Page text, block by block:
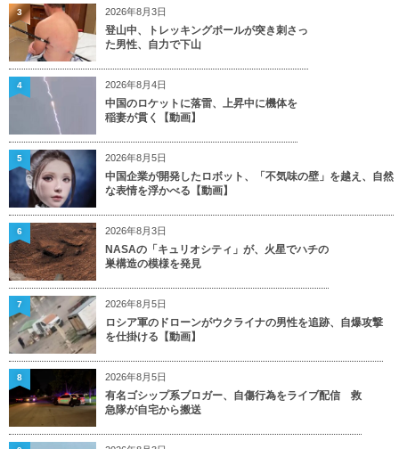
2026年8月3日
登山中、トレッキングポールが突き刺さっ
た男性、自力で下山
3
2026年8月4日
中国のロケットに落雷、上昇中に機体を
稲妻が貫く【動画】
4
2026年8月5日
中国企業が開発したロボット、「不気味の壁」を越え、自然
な表情を浮かべる【動画】
5
2026年8月3日
NASAの「キュリオシティ」が、火星でハチの
巣構造の模様を発見
6
2026年8月5日
ロシア軍のドローンがウクライナの男性を追跡、自爆攻撃
を仕掛ける【動画】
7
2026年8月5日
有名ゴシップ系ブロガー、自傷行為をライブ配信 救
急隊が自宅から搬送
8